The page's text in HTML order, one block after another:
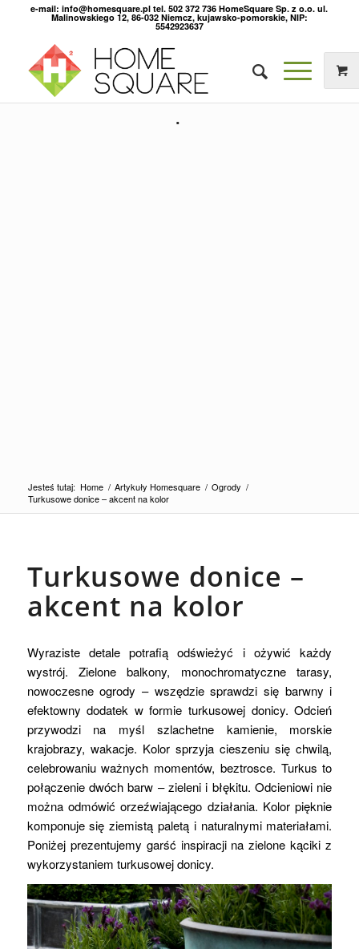
e-mail: info@homesquare.pl tel. 502 372 736 HomeSquare Sp. z o.o. ul.
Malinowskiego 12, 86-032 Niemcz, kujawsko-pomorskie, NIP:
5542923637
Jesteś tutaj: Home / Artykuły Homesquare / Ogrody /
Turkusowe donice – akcent na kolor
Turkusowe donice –
akcent na kolor
Wyraziste detale potrafią odświeżyć i ożywić każdy
wystrój. Zielone balkony, monochromatyczne tarasy,
nowoczesne ogrody – wszędzie sprawdzi się barwny i
efektowny dodatek w formie turkusowej donicy. Odcień
przywodzi na myśl szlachetne kamienie, morskie
krajobrazy, wakacje. Kolor sprzyja cieszeniu się chwilą,
celebrowaniu ważnych momentów, beztrosce. Turkus to
połączenie dwóch barw – zieleni i błękitu. Odcieniowi nie
można odmówić orzeźwiającego działania. Kolor pięknie
komponuje się ziemistą paletą i naturalnymi materiałami.
Poniżej prezentujemy garść inspiracji na zielone kąciki z
wykorzystaniem turkusowej donicy.